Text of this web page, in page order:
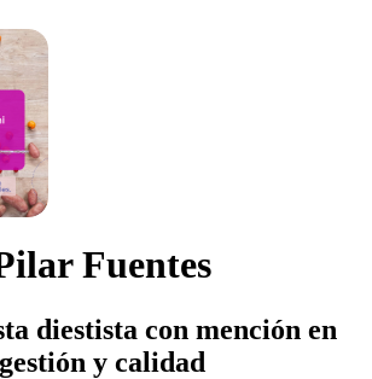
Fuentes
diestista con mención en
gestión y calidad